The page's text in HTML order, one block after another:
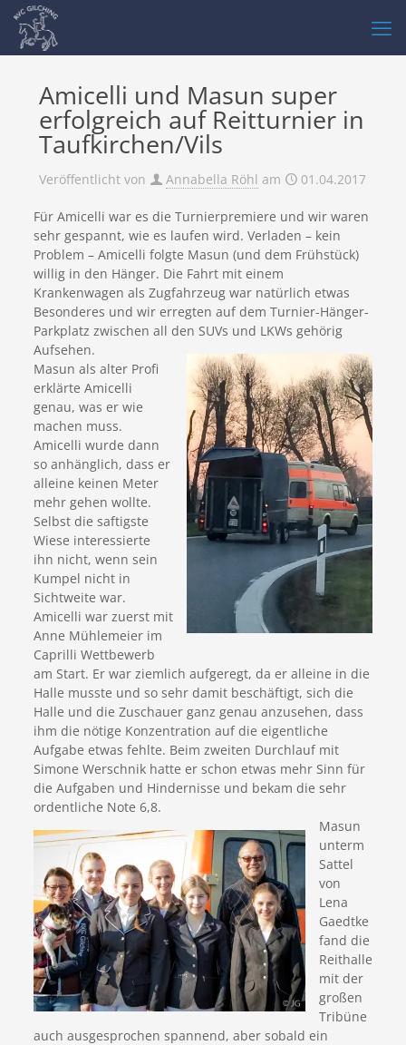
Amicelli und Masun super
erfolgreich auf Reitturnier in
Taufkirchen/Vils
Veröffentlicht von Annabella Röhl am 01.04.2017
Für Amicelli war es die Turnierpremiere und wir waren
sehr gespannt, wie es laufen wird. Verladen – kein
Problem – Amicelli folgte Masun (und dem Frühstück)
willig in den Hänger. Die Fahrt mit einem
Krankenwagen als Zugfahrzeug war natürlich etwas
Besonderes und wir erregten auf dem Turnier-Hänger-
Parkplatz zwischen all den SUVs und LKWs gehörig
Aufsehen.
Masun als alter Profi
erklärte Amicelli
genau, was er wie
machen muss.
Amicelli wurde dann
so anhänglich, dass er
alleine keinen Meter
mehr gehen wollte.
Selbst die saftigste
Wiese interessierte
ihn nicht, wenn sein
Kumpel nicht in
Sichtweite war.
Amicelli war zuerst mit
Anne Mühlemeier im
Caprilli Wettbewerb
am Start. Er war ziemlich aufgeregt, da er alleine in die
Halle musste und so sehr damit beschäftigt, sich die
Halle und die Zuschauer ganz genau anzusehen, dass
ihm die nötige Konzentration auf die eigentliche
Aufgabe etwas fehlte. Beim zweiten Durchlauf mit
Simone Werschnik hatte er schon etwas mehr Sinn für
die Aufgaben und Hindernisse und bekam die sehr
ordentliche Note 6,8.
Masun
unterm
Sattel
von
Lena
Gaedtke
fand die
Reithalle
mit der
großen
Tribüne
auch ausgesprochen spannend, aber sobald ein